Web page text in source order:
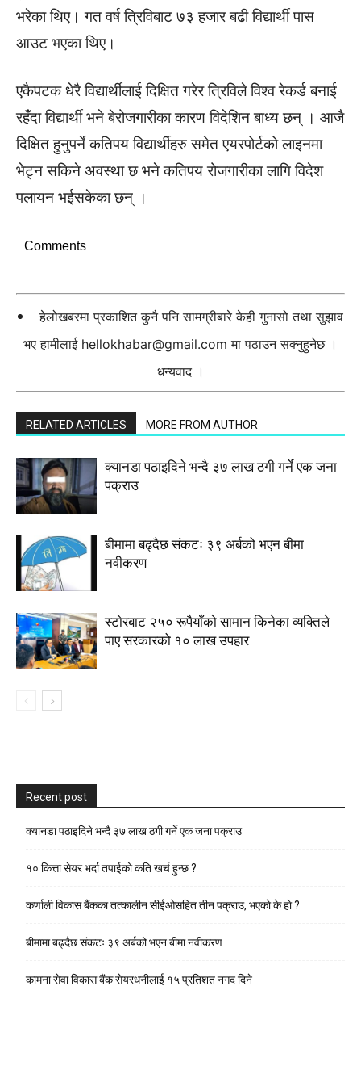
भरेका थिए। गत वर्ष त्रिविबाट ७३ हजार बढी विद्यार्थी पास
आउट भएका थिए।
एकैपटक धेरै विद्यार्थीलाई दिक्षित गरेर त्रिविले विश्व रेकर्ड बनाई
रहँदा विद्यार्थी भने बेरोजगारीका कारण विदेशिन बाध्य छन् । आजै
दिक्षित हुनुपर्ने कतिपय विद्यार्थीहरु समेत एयरपोर्टको लाइनमा
भेट्न सकिने अवस्था छ भने कतिपय रोजगारीका लागि विदेश
पलायन भईसकेका छन् ।
Comments
हेलोखबरमा प्रकाशित कुनै पनि सामग्रीबारे केही गुनासो तथा सुझाव
भए हामीलाई hellokhabar@gmail.com मा पठाउन सक्नुहुनेछ ।
धन्यवाद ।
RELATED ARTICLES MORE FROM AUTHOR
क्यानडा पठाइदिने भन्दै ३७ लाख ठगी गर्ने एक जना
पक्राउ
बीमामा बढ्दैछ संकटः ३९ अर्बको भएन बीमा
नवीकरण
स्टाेरबाट २५० रूपैयाँको सामान किनेका व्यक्तिले
पाए सरकारको १० लाख उपहार
Recent post
क्यानडा पठाइदिने भन्दै ३७ लाख ठगी गर्ने एक जना पक्राउ
१० कित्ता सेयर भर्दा तपाईको कति खर्च हुन्छ ?
कर्णाली विकास बैंकका तत्कालीन सीईओसहित तीन पक्राउ, भएकाे के हाे ?
बीमामा बढ्दैछ संकटः ३९ अर्बको भएन बीमा नवीकरण
कामना सेवा विकास बैंक सेयरधनीलाई १५ प्रतिशत नगद दिने